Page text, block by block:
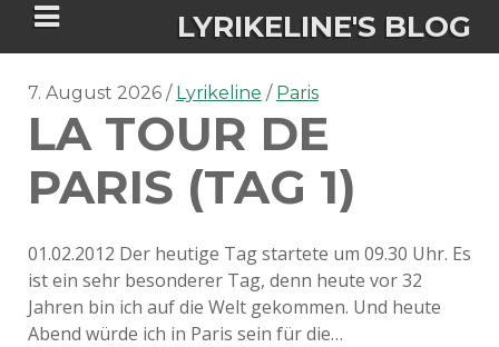
LYRIKELINE'S BLOG
Tania Morgan's Blog über alles, was
sie im Leben bewegt.
ÜBER DIE AUTORIN
IGASHO UND CHIMALIS KAYA
7. August 2026 Lyrikeline Paris
LA TOUR DE
PARIS (TAG 1)
01.02.2012 Der heutige Tag startete um 09.30 Uhr. Es
ist ein sehr besonderer Tag, denn heute vor 32
Jahren bin ich auf die Welt gekommen. Und heute
Abend würde ich in Paris sein für die…